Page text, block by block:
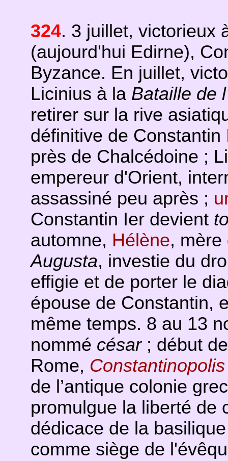
324. 3 juillet, victorieux
(aujourd'hui Edirne),
Byzance. En juillet,
Licinius à la Bataille de
retirer sur la rive
définitive de
près de Chalcédoine ;
empereur d'Orient,
assassiné peu après ;
Constantin Ier devient
automne, Hélène, mère
Augusta, investie du
effigie et de porter le
épouse de Constantin,
même temps. 8 au 13
nommé césar; début
Rome, Constantinopolis
de l’antique colonie
promulgue la liberté de
dédicace de la
comme siège de